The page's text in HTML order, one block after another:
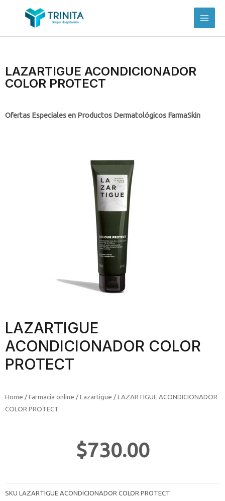
LAZARTIGUE ACONDICIONADOR
COLOR PROTECT
Ofertas Especiales en Productos Dermatológicos FarmaSkin
LAZARTIGUE
ACONDICIONADOR COLOR
PROTECT
Home /Farmacia online /Lazartigue / LAZARTIGUE ACONDICIONADOR
COLOR PROTECT
$730.00
SKU LAZARTIGUE ACONDICIONADOR COLOR PROTECT